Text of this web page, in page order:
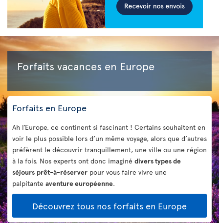
Forfaits vacances en Europe
Forfaits en Europe
Ah l’Europe, ce continent si fascinant ! Certains souhaitent en
voir le plus possible lors d’un même voyage, alors que d’autres
préfèrent le découvrir tranquillement, une ville ou une région
à la fois. Nos experts ont donc imaginé divers types de
séjours prêt-à-réserver pour vous faire vivre une
palpitante aventure européenne.
Découvrez tous nos forfaits en Europe